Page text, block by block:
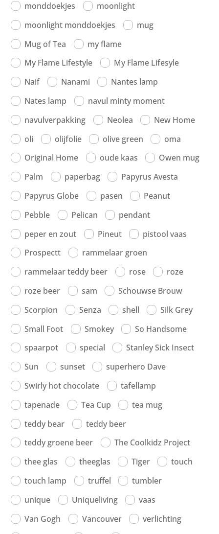
monddoekjes
moonlight
moonlight monddoekjes
mug
Mug of Tea
my flame
My Flame Lifestyle
My Flame Lifesyle
Naif
Nanami
Nantes lamp
Nates lamp
navul minty moment
navulverpakking
Neolea
New Home
oli
olijfolie olive green
oma
Original Home
oude kaas
Owen mug
Palm
paperbag
Papyrus Avesta
Papyrus Globe
pasen
Peanut
Pebble
Pelican
pendant
peper en zout
Pineut
pistool vaas
Prospectt
rammelaar groen
rammelaar teddy beer
rose
roze
roze beer
sam
Schouwse Brouw
Scorpion
Senza shell
Silk Grey
Small Foot
Smokey
So Handsome
spaarpot
special
Stanley Sick Insect
Sun
sunset
superhero Dave
Swirly hot chocolate
tafellamp
tapenade
Tea Cup
tea mug
teddy bear
teddy beer
teddy groene beer
The Coolkidz Project
thee glas
theeglas Tiger
touch
touch lamp
truffel
tumbler
unique
Uniqueliving
vaas
Van Gogh
Vancouver
verlichting